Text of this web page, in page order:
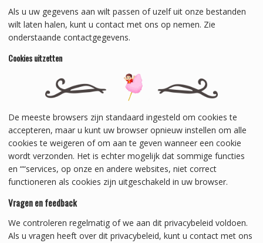
Als u uw gegevens aan wilt passen of uzelf uit onze bestanden
wilt laten halen, kunt u contact met ons op nemen. Zie
onderstaande contactgegevens.
Cookies uitzetten
De meeste browsers zijn standaard ingesteld om cookies te
accepteren, maar u kunt uw browser opnieuw instellen om alle
cookies te weigeren of om aan te geven wanneer een cookie
wordt verzonden. Het is echter mogelijk dat sommige functies
en ““services, op onze en andere websites, niet correct
functioneren als cookies zijn uitgeschakeld in uw browser.
Vragen en feedback
We controleren regelmatig of we aan dit privacybeleid voldoen.
Als u vragen heeft over dit privacybeleid, kunt u contact met ons